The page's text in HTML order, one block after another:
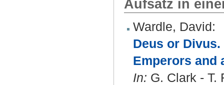
Aufsatz in
Wardle, David:
Deus or
Emperors and
In: G. Clark - T.